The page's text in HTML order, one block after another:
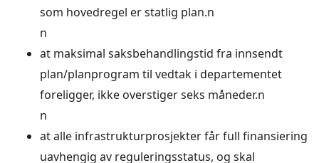
som hovedregel er statlig plan.n
n
at maksimal saksbehandlingstid fra innsendt
plan/planprogram til vedtak i departementet
foreligger, ikke overstiger seks måneder.n
n
at alle infrastrukturprosjekter får full finansiering
uavhengig av reguleringsstatus, og skal